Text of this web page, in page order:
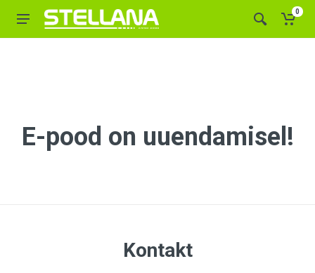
0
E-pood on uuendamisel!
Kontakt